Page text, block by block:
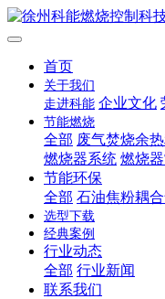
首页
关于我们
走进科能 企业文化
节能燃烧
全部 废气焚烧余
燃烧器系统 燃烧
节能环保
全部 石油焦粉耦
选型下载
经典案例
行业动态
全部 行业新闻
联系我们